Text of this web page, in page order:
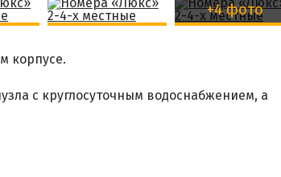
+4 фото
корпусе.
с круглосуточным водоснабжением, а